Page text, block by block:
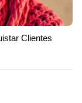
Clientes